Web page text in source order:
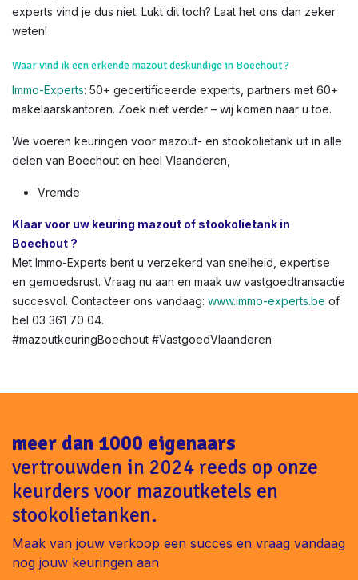
experts vind je dus niet. Lukt dit toch? Laat het ons dan zeker
weten!
Waar vind ik een erkende mazout deskundige in Boechout ?
Immo-Experts: 50+ gecertificeerde experts, partners met 60+
makelaarskantoren. Zoek niet verder – wij komen naar u toe.
We voeren keuringen voor mazout- en stookolietank uit in alle
delen van Boechout en heel Vlaanderen,
Vremde
Klaar voor uw keuring mazout of stookolietank in
Boechout ?
Met Immo-Experts bent u verzekerd van snelheid, expertise
en gemoedsrust. Vraag nu aan en maak uw vastgoedtransactie
succesvol. Contacteer ons vandaag: www.immo-experts.be of
bel 03 361 70 04.
#mazoutkeuringBoechout #VastgoedVlaanderen
meer dan 1000 eigenaars
vertrouwden in 2024 reeds op onze
keurders voor mazoutketels en
stookolietanken.
Maak van jouw verkoop een succes en vraag vandaag
nog jouw keuringen aan